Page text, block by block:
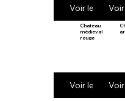
Voir le produit
Chateau
médieval
rouge
Voir le produit